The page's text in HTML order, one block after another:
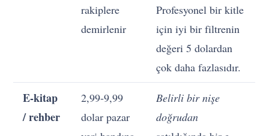
rakiplere
demirlenir
Profesyonel bir kitle
için iyi bir filtrenin
değeri 5 dolardan
çok daha fazlasıdır.
E-kitap
/ rehber
2,99-9,99
dolar pazar
Belirli bir nişe
doğrudan